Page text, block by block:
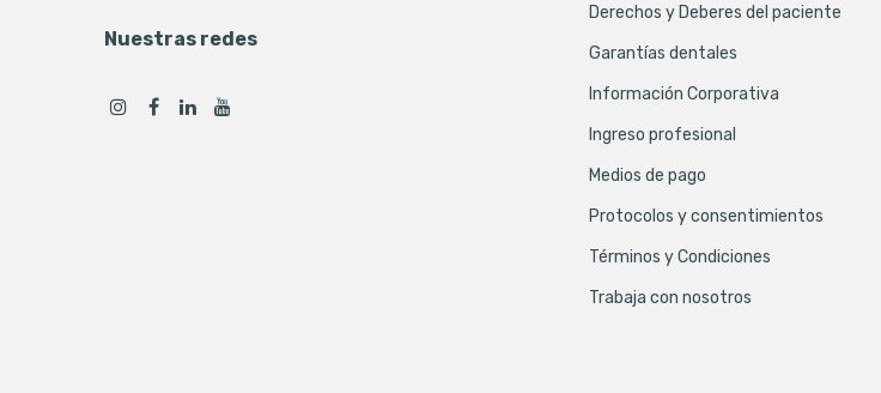
Nuestras redes
Derechos y Deberes del paciente
Garantías dentales
Información Corporativa
Ingreso profesional
Medios de pago
Protocolos y consentimientos
Términos y Condiciones
Trabaja con nosotros